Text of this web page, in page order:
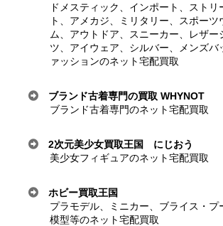
ドメスティック、インポート、ストリ
ト、アメカジ、ミリタリー、スポーツ
ム、アウトドア、スニーカー、レザー
ツ、アイウェア、シルバー、メンズバ
ァッションのネット宅配買取
ブランド古着専門の買取 WHYNOT
ブランド古着専門のネット宅配買取
2次元美少女買取王国 にじおう
美少女フィギュアのネット宅配買取
ホビー買取王国
プラモデル、ミニカー、ブライス・プ
模型等のネット宅配買取